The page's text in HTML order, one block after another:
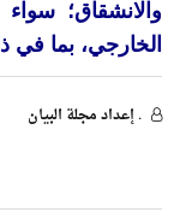
. إعداد مجلة البيان